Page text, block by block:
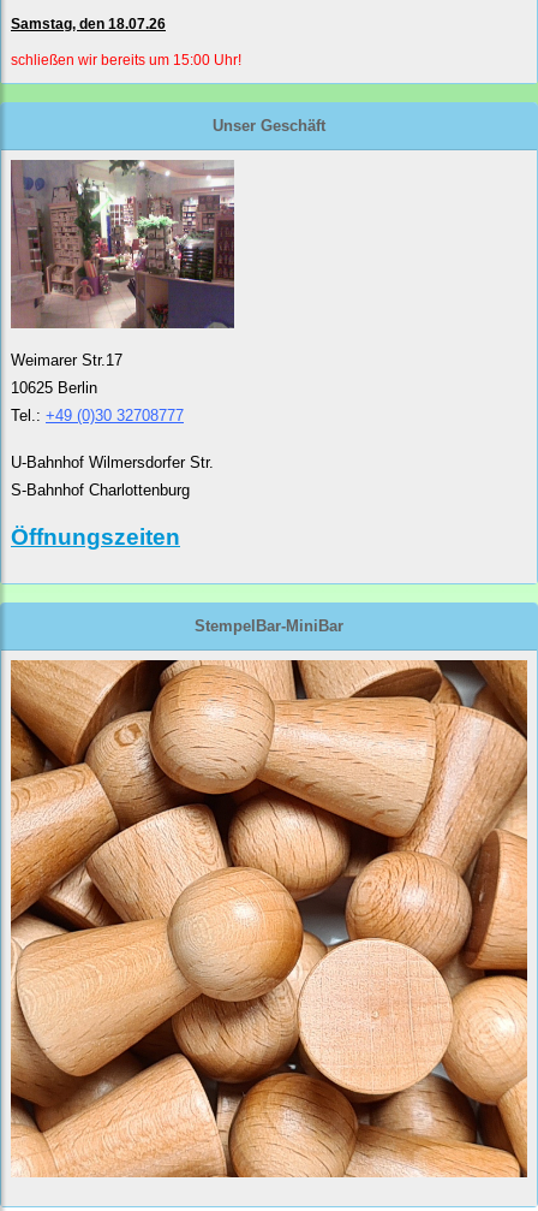
Samstag, den 18.07.26
schließen wir bereits um 15:00 Uhr!
Unser Geschäft
Weimarer Str.17
10625 Berlin
Tel.: +49 (0)30 32708777
U-Bahnhof Wilmersdorfer Str.
S-Bahnhof Charlottenburg
Öffnungszeiten
StempelBar-MiniBar